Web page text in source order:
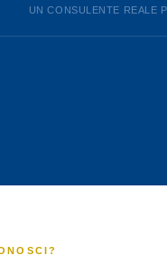
UN CONSULENTE REALE